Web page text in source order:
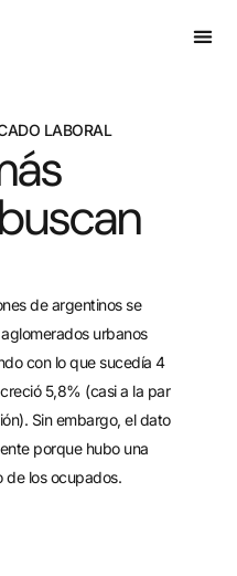
LABORAL
de argentinos se
urbanos
con lo que sucedía 4
5,8% (casi a la par
Sin embargo, el dato
porque hubo una
de los ocupados.